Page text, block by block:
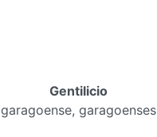
Gentilicio
garagoense, garagoenses